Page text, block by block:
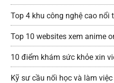
Top 4 khu công nghệ cao nổi
Top 10 websites xem anime
10 điểm khám sức khỏe xin
Kỹ sư cầu nối học và làm